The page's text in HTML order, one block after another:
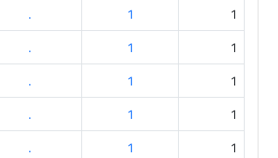
. 1
1
. 1
1
. 1
1
. 1
1
. 1
1